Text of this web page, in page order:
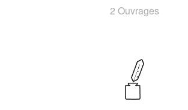
2 Ouvrages